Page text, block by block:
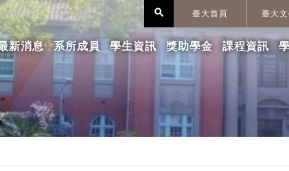
臺大首頁 臺大
search
新消息 系所成員 學生資訊 獎助學金 課程資訊